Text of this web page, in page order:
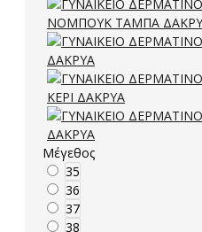
Μέγεθος
35
36
37
38